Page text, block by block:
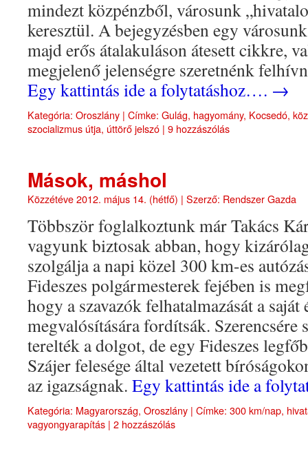
mindezt közpénzből, városunk
keresztül. A bejegyzésben egy
majd erős átalakuláson átesett cikkre,
megjelenő jelenségre szeretnénk
Egy kattintás ide a folytatáshoz…. →
Kategória: Oroszlány | Címke: Gulág, hagyomány, Kocsedó,
szocializmus útja, úttörő jelszó | 9 hozzászólás
Mások, máshol
Közzétéve2012. május 14. (hétfő) | Szerző: Rendszer Gazda
Többször foglalkoztunk már Takács
vagyunk biztosak abban, hogy
szolgálja a napi közel 300 km-es
Fideszes polgármesterek fejében is
hogy a szavazók felhatalmazását a saját
megvalósítására fordítsák.
terelték a dolgot, de egy Fideszes
Szájer felesége által vezetett
az igazságnak. Egy kattintás ide a
Kategória: Magyarország, Oroszlány | Címke: 300 km/nap,
vagyongyarapítás | 2 hozzászólás